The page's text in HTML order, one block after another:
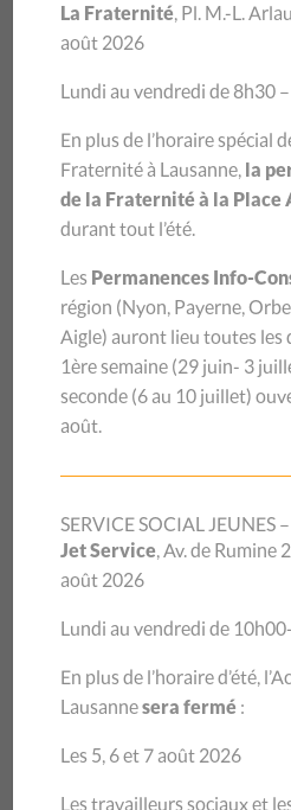
Caritas Vaud et le CSP Vaud
premier échange à l’occasion
commune le 29 octobre
phase de crise et amorcer une
mobilisant tous les acteurs
détresse sociale d’une telle
La Fraternité, Pl. M.-L.
août 2026
Lundi au vendredi de 8h30
En plus de l’horaire spécial
Fraternité à Lausanne, la
de la Fraternité à la Place
durant tout l’été.
Les Permanences Info-
région (Nyon, Payerne,
Aigle) auront lieu toutes les
1ère semaine (29 juin- 3
seconde (6 au 10 juillet)
août.
SERVICE SOCIAL JEUNES
Jet Service, Av. de Rumine
août 2026
Lundi au vendredi de
En plus de l’horaire d’été,
Lausannesera fermé :
Les 5, 6 et 7 août 2026
Les travailleurs sociaux et